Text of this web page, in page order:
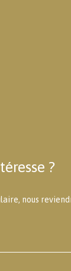
?
nous